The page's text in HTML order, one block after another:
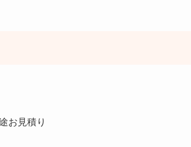
お見積り